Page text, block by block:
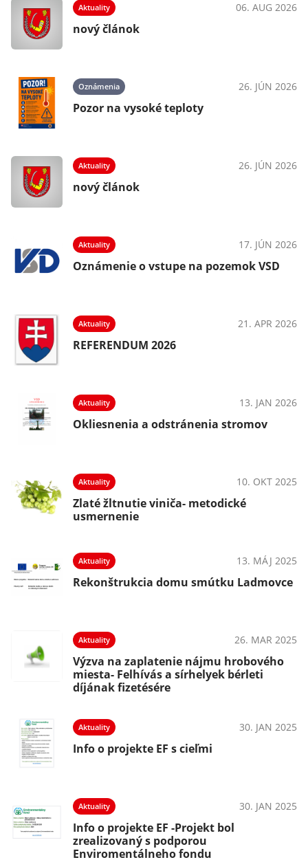
Aktuality 06. AUG 2026
nový článok
Oznámenia 26. JÚN 2026
Pozor na vysoké teploty
Aktuality 26. JÚN 2026
nový článok
Aktuality 17. JÚN 2026
Oznámenie o vstupe na pozemok VSD
Aktuality 21. APR 2026
REFERENDUM 2026
Aktuality 13. JAN 2026
Okliesnenia a odstránenia stromov
Aktuality 10. OKT 2025
Zlaté žltnutie viniča- metodické
usmernenie
Aktuality 13. MÁJ 2025
Rekonštrukcia domu smútku Ladmovce
Aktuality 26. MAR 2025
Výzva na zaplatenie nájmu hrobového
miesta- Felhívás a sírhelyek bérleti
díjának fizetésére
Aktuality 30. JAN 2025
Info o projekte EF s cieľmi
Aktuality 30. JAN 2025
Info o projekte EF -Projekt bol
zrealizovaný s podporou
Enviromentálneho fondu